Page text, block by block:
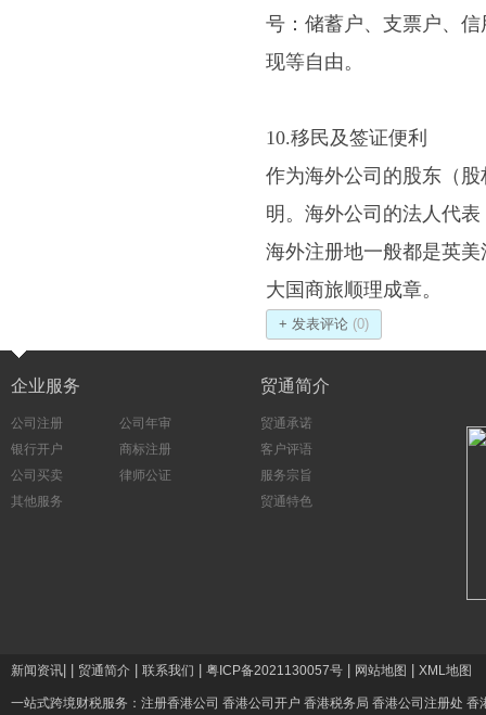
号：储蓄户、支票户、
现等自由。
10.移民及签证便利
作为海外公司的股东（
明。海外公司的法人代
海外注册地一般都是英
大国商旅顺理成章。
+ 发表评论 (0)
企业服务
公司注册
公司年审
银行开户
商标注册
公司买卖
律师公证
其他服务
贸通简介
贸通承诺
客户评语
服务宗旨
贸通特色
新闻资讯 贸通简介 联系我们 粤ICP备2021130057号 网站地图 XML地图
一站式跨境财税服务： 注册香港公司 香港公司开户 香港税务局 香港公司注册处 香